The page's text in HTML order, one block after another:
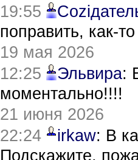
19:55
поправить, как-
19 мая 2026
12:25
Эльвира:
моментально!!!!
21 июня 2026
22:24
irkaw: В
Подскажите,